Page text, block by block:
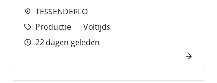
TESSENDERLO
Productie
Voltijds
22 dagen geleden